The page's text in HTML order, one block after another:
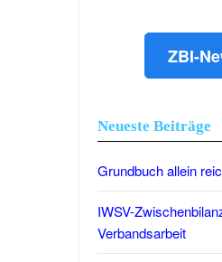
ZBI-
Neueste Beiträge
Grundbuch allein
IWSV-
Verbandsarbeit